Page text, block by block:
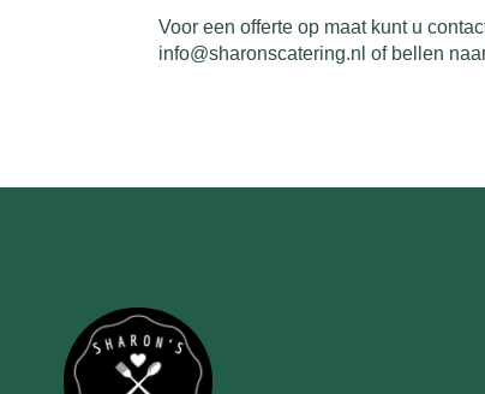
Voor een offerte op maat kunt u
info@sharonscatering.nl of bellen